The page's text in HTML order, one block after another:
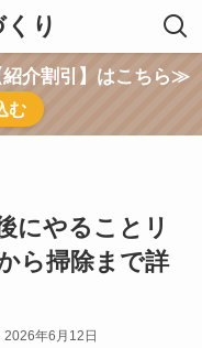
り
紹介割引】はこちら≫
む
にやることリ
ら掃除まで詳
2026年6月12日